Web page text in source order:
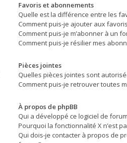
Favoris et abonnements
Quelle est la différence entre les
Comment puis-je ajouter aux
Comment puis-je m’abonner à un
Comment puis-je résilier mes
Pièces jointes
Quelles pièces jointes sont
Comment puis-je retrouver toutes
À propos de phpBB
Qui a développé ce logiciel de
Pourquoi la fonctionnalité X n’est
Qui dois-je contacter à propos de